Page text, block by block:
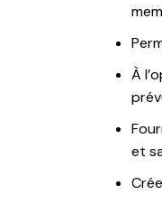
À
et